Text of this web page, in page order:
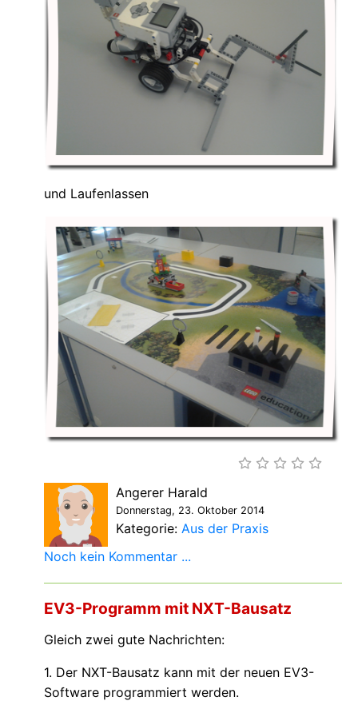
und Laufenlassen
Angerer Harald
Donnerstag, 23. Oktober 2014
Kategorie: Aus der Praxis
Noch kein Kommentar ...
EV3-Programm mit NXT-Bausatz
Gleich zwei gute Nachrichten:
1. Der NXT-Bausatz kann mit der neuen EV3-
Software programmiert werden.